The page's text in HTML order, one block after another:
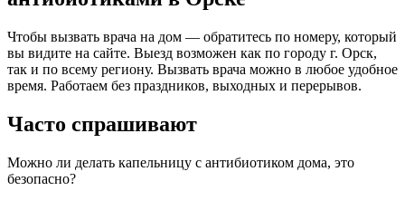
Чтобы вызвать врача на дом — обратитесь по номеру, который
вы видите на сайте. Выезд возможен как по городу г. Орск,
так и по всему региону. Вызвать врача можно в любое удобное
время. Работаем без праздников, выходных и перерывов.
Часто спрашивают
Можно ли делать капельницу с антибиотиком дома, это
безопасно?